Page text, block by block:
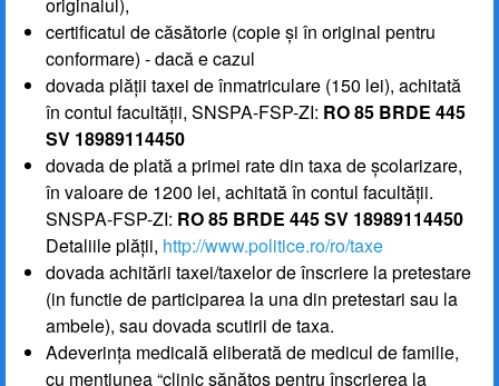
certificatul de căsătorie (copie și în original pentru
conformare) - dacă e cazul
dovada plății taxei de înmatriculare (150 lei), achitată
în contul facultății, SNSPA-FSP-ZI: RO 85 BRDE 445
SV 18989114450
dovada de plată a primei rate din taxa de școlarizare,
în valoare de 1200 lei, achitată în contul facultății.
SNSPA-FSP-ZI: RO 85 BRDE 445 SV 18989114450
Detaliile plății, http://www.politice.ro/ro/taxe
dovada achitării taxei/taxelor de înscriere la pretestare
(in functie de participarea la una din pretestari sau la
ambele), sau dovada scutirii de taxa.
Adeverința medicală eliberată de medicul de familie,
cu mențiunea “clinic sănătos pentru înscrierea la